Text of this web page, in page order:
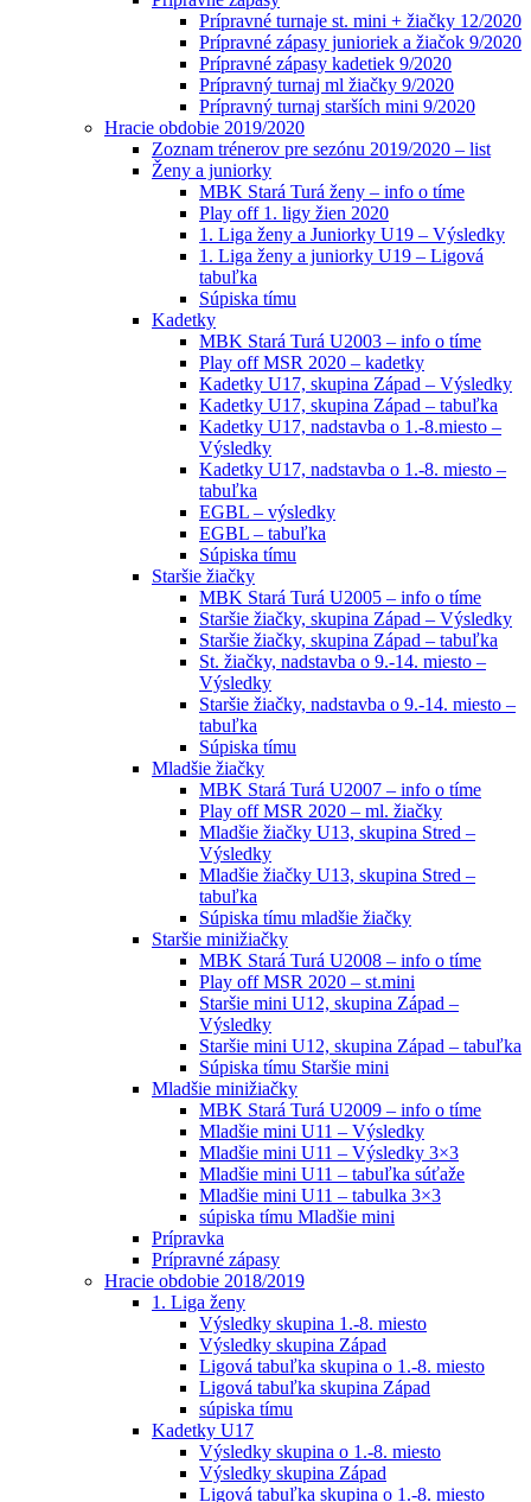
Prípravné turnaje st. mini + žiačky 12/2020
Prípravné zápasy junioriek a žiačok 9/2020
Prípravné zápasy kadetiek 9/2020
Prípravný turnaj ml žiačky 9/2020
Prípravný turnaj starších mini 9/2020
Hracie obdobie 2019/2020
Zoznam trénerov pre sezónu 2019/2020 – list
Ženy a juniorky
MBK Stará Turá ženy – info o tíme
Play off 1. ligy žien 2020
1. Liga ženy a Juniorky U19 – Výsledky
1. Liga ženy a juniorky U19 – Ligová
tabuľka
Súpiska tímu
Kadetky
MBK Stará Turá U2003 – info o tíme
Play off MSR 2020 – kadetky
Kadetky U17, skupina Západ – Výsledky
Kadetky U17, skupina Západ – tabuľka
Kadetky U17, nadstavba o 1.-8.miesto –
Výsledky
Kadetky U17, nadstavba o 1.-8. miesto –
tabuľka
EGBL – výsledky
EGBL – tabuľka
Súpiska tímu
Staršie žiačky
MBK Stará Turá U2005 – info o tíme
Staršie žiačky, skupina Západ – Výsledky
Staršie žiačky, skupina Západ – tabuľka
St. žiačky, nadstavba o 9.-14. miesto –
Výsledky
Staršie žiačky, nadstavba o 9.-14. miesto –
tabuľka
Súpiska tímu
Mladšie žiačky
MBK Stará Turá U2007 – info o tíme
Play off MSR 2020 – ml. žiačky
Mladšie žiačky U13, skupina Stred –
Výsledky
Mladšie žiačky U13, skupina Stred –
tabuľka
Súpiska tímu mladšie žiačky
Staršie minižiačky
MBK Stará Turá U2008 – info o tíme
Play off MSR 2020 – st.mini
Staršie mini U12, skupina Západ –
Výsledky
Staršie mini U12, skupina Západ – tabuľka
Súpiska tímu Staršie mini
Mladšie minižiačky
MBK Stará Turá U2009 – info o tíme
Mladšie mini U11 – Výsledky
Mladšie mini U11 – Výsledky 3×3
Mladšie mini U11 – tabuľka súťaže
Mladšie mini U11 – tabulka 3×3
súpiska tímu Mladšie mini
Prípravka
Prípravné zápasy
Hracie obdobie 2018/2019
1. Liga ženy
Výsledky skupina 1.-8. miesto
Výsledky skupina Západ
Ligová tabuľka skupina o 1.-8. miesto
Ligová tabuľka skupina Západ
súpiska tímu
Kadetky U17
Výsledky skupina o 1.-8. miesto
Výsledky skupina Západ
Ligová tabuľka skupina o 1.-8. miesto